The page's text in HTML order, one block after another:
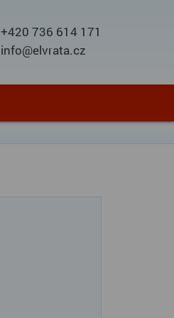
+420 736 614 171
info@elvrata.cz